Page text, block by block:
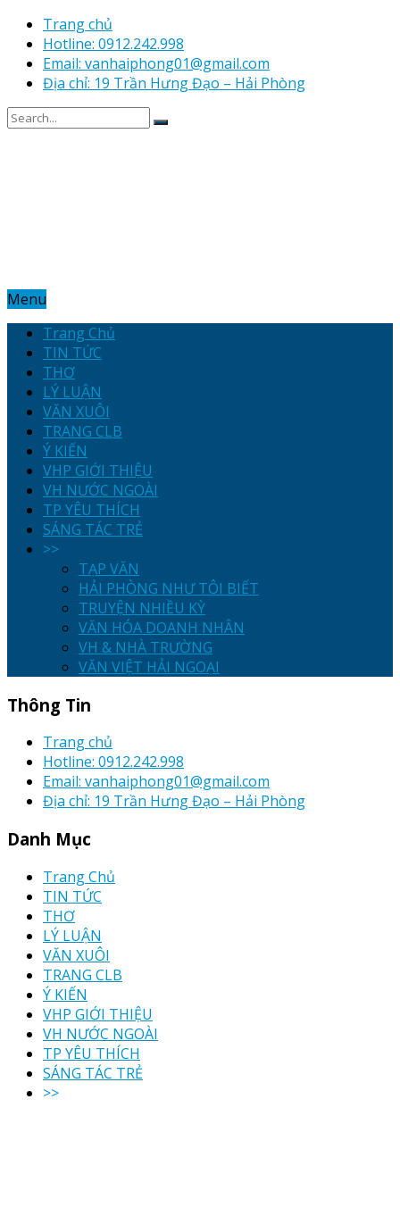
Trang chủ
Hotline: 0912.242.998
Email: vanhaiphong01@gmail.com
Địa chỉ: 19 Trần Hưng Đạo – Hải Phòng
Menu
Trang Chủ
TIN TỨC
THƠ
LÝ LUẬN
VĂN XUÔI
TRANG CLB
Ý KIẾN
VHP GIỚI THIỆU
VH NƯỚC NGOÀI
TP YÊU THÍCH
SÁNG TÁC TRẺ
>>
TẠP VĂN
HẢI PHÒNG NHƯ TÔI BIẾT
TRUYỆN NHIỀU KỲ
VĂN HÓA DOANH NHÂN
VH & NHÀ TRƯỜNG
VĂN VIỆT HẢI NGOẠI
Thông Tin
Trang chủ
Hotline: 0912.242.998
Email: vanhaiphong01@gmail.com
Địa chỉ: 19 Trần Hưng Đạo – Hải Phòng
Danh Mục
Trang Chủ
TIN TỨC
THƠ
LÝ LUẬN
VĂN XUÔI
TRANG CLB
Ý KIẾN
VHP GIỚI THIỆU
VH NƯỚC NGOÀI
TP YÊU THÍCH
SÁNG TÁC TRẺ
>>